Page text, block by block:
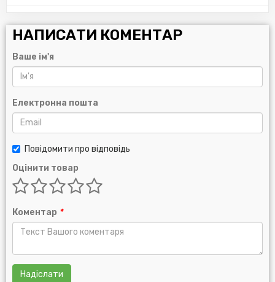
НАПИСАТИ КОМЕНТАР
Ваше ім'я
Електронна пошта
Повідомити про відповідь
Оцінити товар
Коментар *
Надіслати